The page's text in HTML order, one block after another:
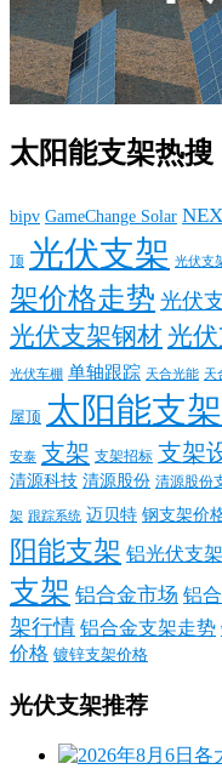
太阳能支架热搜
bipv GameChange Solar
顶 光伏支架 光伏支
架价格走势 光伏
光伏支架钢材光
光伏车棚 单轴跟踪 天合光能 天
屋顶 太阳能支架
安泰 支架 支架招标 支架
清源科技 清源股份 清源股份
架 跟踪系统 迈贝特 钢支架价
阳能支架 铝光伏支
支架 铝合金市场 铝
架行情 铝合金支架走势
价格 镀锌支架价格
光伏支架推荐